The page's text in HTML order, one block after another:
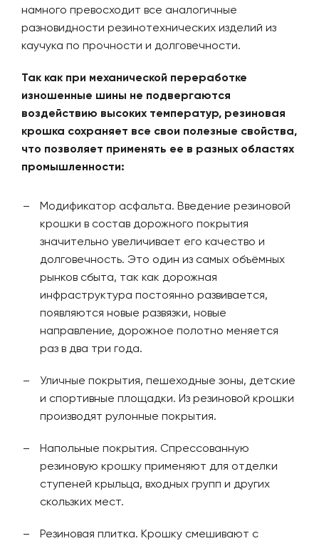
намного превосходит все аналогичные
разновидности резинотехнических изделий из
каучука по прочности и долговечности.
Так как при механической переработке
изношенные шины не подвергаются
воздействию высоких температур, резиновая
крошка сохраняет все свои полезные свойства,
что позволяет применять ее в разных областях
промышленности:
Модификатор асфальта. Введение резиновой
крошки в состав дорожного покрытия
значительно увеличивает его качество и
долговечность. Это один из самых объёмных
рынков сбыта, так как дорожная
инфраструктура постоянно развивается,
появляются новые развязки, новые
направление, дорожное полотно меняется
раз в два три года.
Уличные покрытия, пешеходные зоны, детские
и спортивные площадки. Из резиновой крошки
производят рулонные покрытия.
Напольные покрытия. Спрессованную
резиновую крошку применяют для отделки
ступеней крыльца, входных групп и других
скользких мест.
Резиновая плитка. Крошку смешивают с